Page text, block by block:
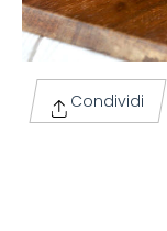
Condividi